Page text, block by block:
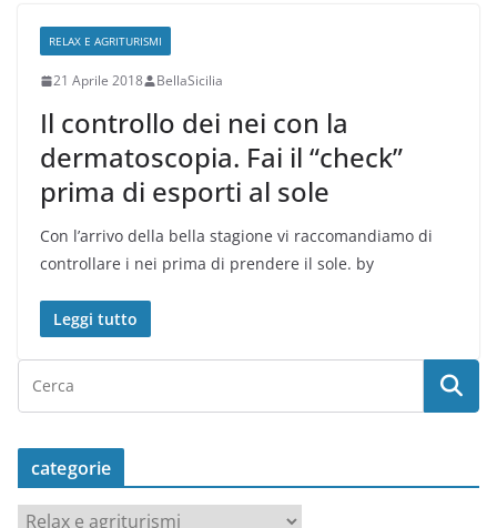
RELAX E AGRITURISMI
21 Aprile 2018 BellaSicilia
Il controllo dei nei con la
dermatoscopia. Fai il “check”
prima di esporti al sole
Con l’arrivo della bella stagione vi raccomandiamo di
controllare i nei prima di prendere il sole. by
Leggi tutto
categorie